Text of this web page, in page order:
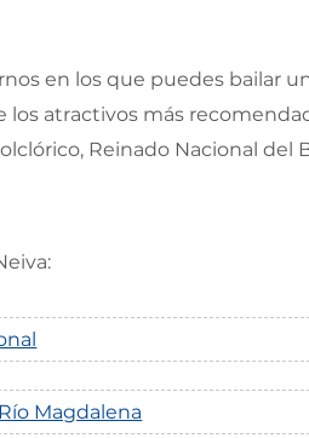
en los que puedes bailar
atractivos más
Reinado Nacional del
Magdalena